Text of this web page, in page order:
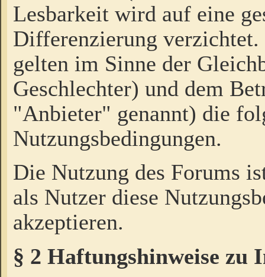
Lesbarkeit wird auf eine
Differenzierung
gelten im Sinne der
Geschlechter) und dem
"Anbieter" genannt) die
Nutzungsbedingungen.
Die Nutzung des Forums
als Nutzer diese
akzeptieren.
§ 2 Haftungshinweise zu